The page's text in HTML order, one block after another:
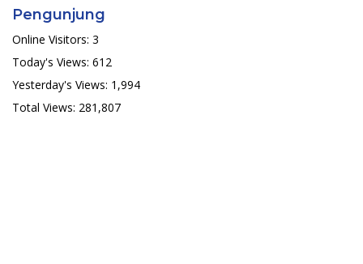
Pengunjung
Online Visitors: 3
Today's Views: 612
Yesterday's Views: 1,994
Total Views: 281,807